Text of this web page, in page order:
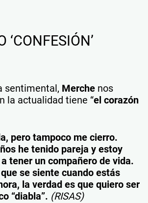
‘CONFESIÓN’
sentimental, Merche nos
la actualidad tiene “el corazón
pero tampoco me cierro.
he tenido pareja y estoy
tener un compañero de vida.
se siente cuando estás
la verdad es que quiero ser
“diabla”. (RISAS)